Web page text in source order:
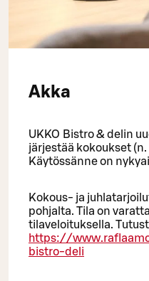
Akka
UKKO Bistro & delin
järjestää kokoukset
Käytössänne on
Kokous- ja
pohjalta. Tila on
tilaveloituksella.
https://
bistro-deli